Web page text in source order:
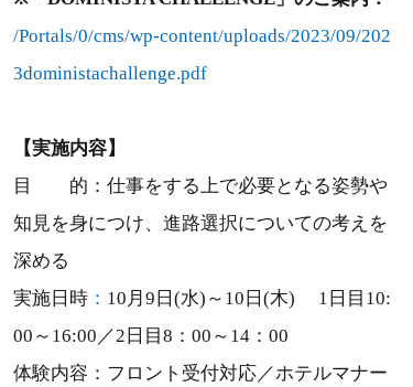
/Portals/0/cms/wp-content/uploads/2023/09/202
3doministachallenge.pdf
【実施内容】
目 的：仕事をする上で必要となる姿勢や
知見を身につけ、進路選択についての考えを
深める
実施日時 ： 10月9日(水)～10日(木) 1日目10:
00～16:00／2日目8：00～14：00
体験内容：フロント受付対応／ホテルマナー